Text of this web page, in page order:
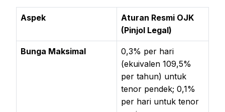
Aspek
Aturan Resmi OJK
(Pinjol Legal)
Bunga Maksimal
0,3% per hari
(ekuivalen 109,5%
per tahun) untuk
tenor pendek; 0,1%
per hari untuk tenor